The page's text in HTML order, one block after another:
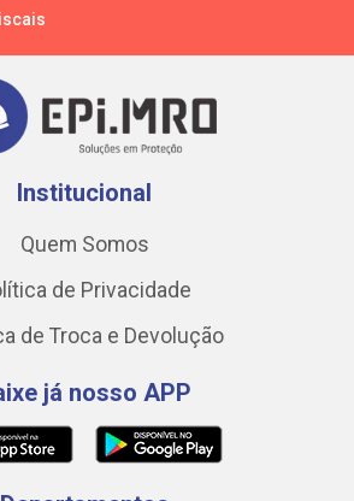
Institucional
Quem Somos
de Privacidade
de Troca e Devolução
já nosso APP